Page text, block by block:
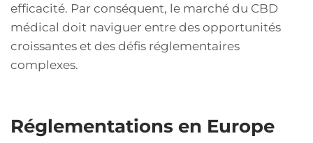
efficacité. Par conséquent, le marché du CBD
médical doit naviguer entre des opportunités
croissantes et des défis réglementaires
complexes.
Réglementations en Europe